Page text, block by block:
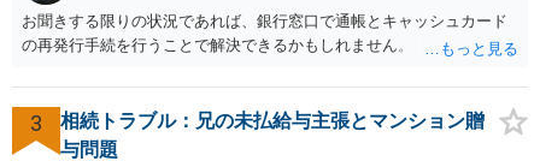
お聞きする限りの状況であれば、銀行窓口で通帳とキャッシュカード
の再発行手続を行うことで解決できるかもしれません。
3
相続トラブル：兄の未払給与主張とマンション贈
与問題